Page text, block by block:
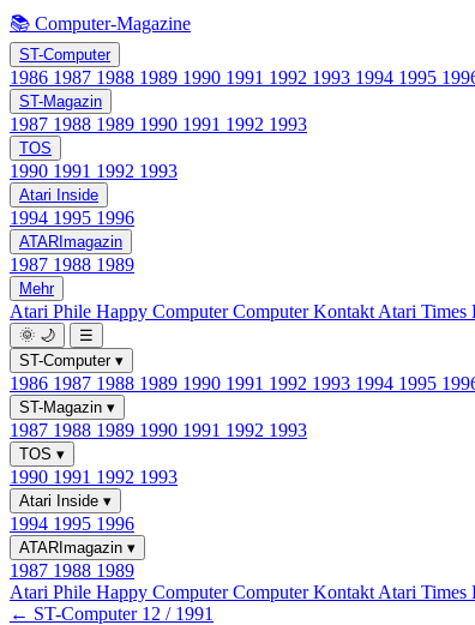
📚 Computer-Magazine
ST-Computer
1986 1987 1988 1989 1990 1991 1992 1993 1994 1995
ST-Magazin
1987 1988 1989 1990 1991 1992 1993
TOS
1990 1991 1992 1993
Atari Inside
1994 1995 1996
ATARImagazin
1987 1988 1989
Mehr
Atari Phile Happy ComputerComputer Kontakt Atari Times
🌞 🌙
☰
ST-Computer ▾
1986 1987 1988 1989 1990 1991 1992 1993 1994 1995
ST-Magazin ▾
1987 1988 1989 1990 1991 1992 1993
TOS ▾
1990 1991 1992 1993
Atari Inside ▾
1994 1995 1996
ATARImagazin ▾
1987 1988 1989
Atari Phile Happy ComputerComputer Kontakt Atari Times
← ST-Computer 12 / 1991